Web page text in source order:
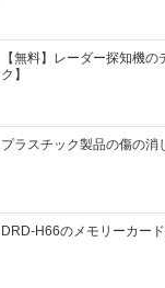
【無料】レーダー探知機
ク】
プラスチック製品の傷の消
DRD-H66のメモリーカー